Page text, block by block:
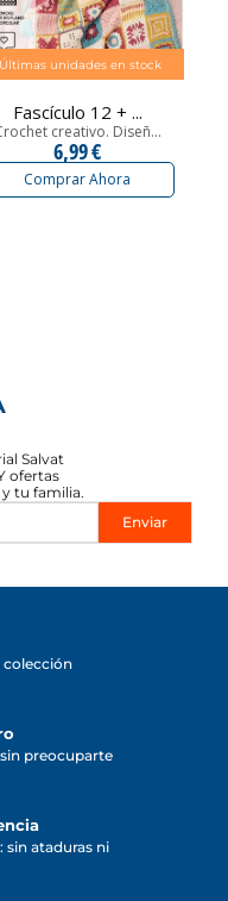
Últimas unidades en stock
Fascículo 12 + ...
creativo. Diseñ...
6,99 €
Comprar Ahora
Salvat
ofertas
tu familia.
Enviar
colección
preocuparte
sin ataduras ni